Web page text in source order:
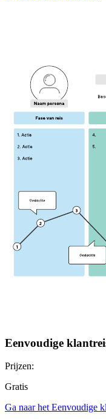
Eenvoudige
Prijzen:
Gratis
Ga naar het Eenvoudige